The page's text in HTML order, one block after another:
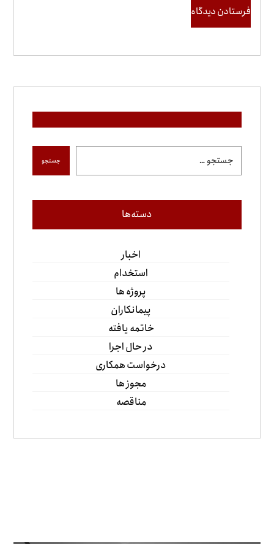
فرستادن دیدگاه
جستجو
دسته‌ها
اخبار
استخدام
پروژه ها
پیمانکاران
خاتمه یافته
در حال اجرا
درخواست همکاری
مجوز ها
مناقصه